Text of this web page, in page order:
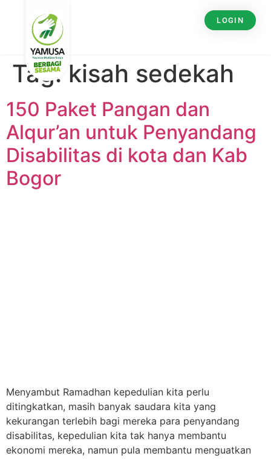
LOGIN
Tag: kisah sedekah
150 Paket Pangan dan
Alqur’an untuk Penyandang
Disabilitas di kota dan Kab
Bogor
Menyambut Ramadhan kepedulian kita perlu
ditingkatkan, masih banyak saudara kita yang
kekurangan terlebih bagi mereka para penyandang
disabilitas, kepedulian kita tak hanya membantu
ekonomi mereka, namun pula membantu menguatkan